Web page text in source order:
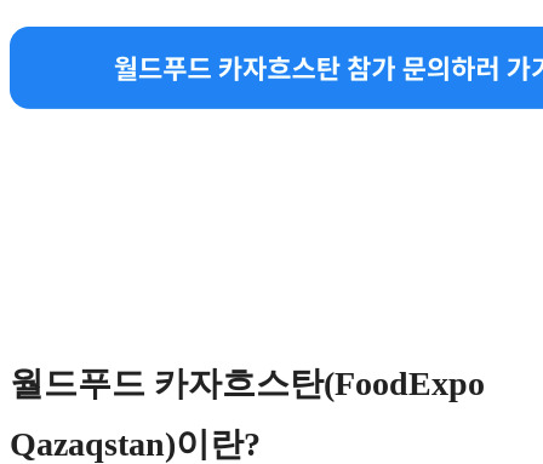
월드푸드 카자흐스탄(FoodExpo
Qazaqstan)이란?